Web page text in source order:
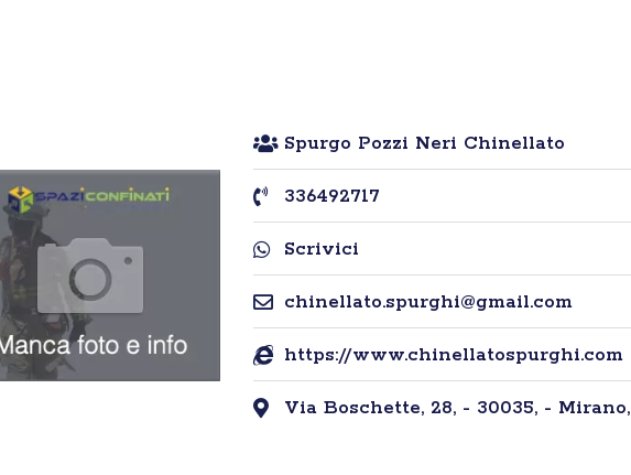
Spurgo Pozzi Neri Chinellato
336492717
Scrivici
chinellato.spurghi@gmail.com
https://www.chinellatospurghi.com
Via Boschette, 28, - 30035, - Mirano,